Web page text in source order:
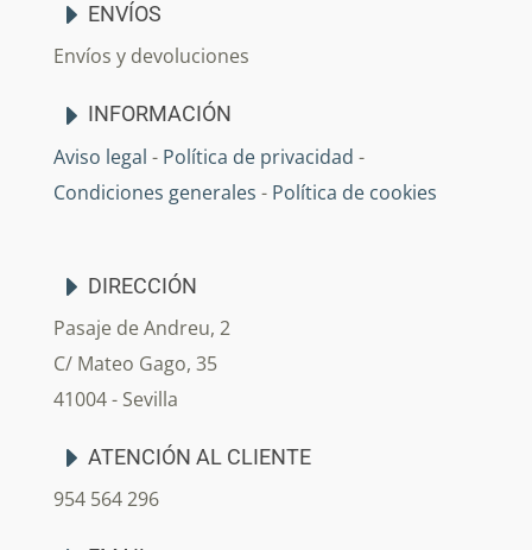
ENVÍOS
Envíos y devoluciones
INFORMACIÓN
Aviso legal - Política de privacidad -
Condiciones generales - Política de cookies
DIRECCIÓN
Pasaje de Andreu, 2
C/ Mateo Gago, 35
41004 - Sevilla
ATENCIÓN AL CLIENTE
954 564 296